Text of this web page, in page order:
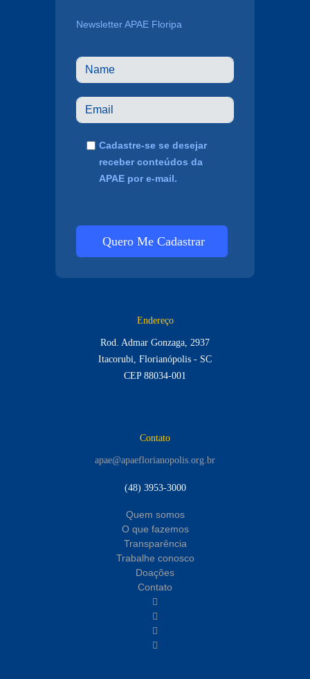
Newsletter APAE Floripa
Cadastre-se se desejar
receber conteúdos da
APAE por e-mail.
Quero Me Cadastrar
Endereço
Rod. Admar Gonzaga, 2937
Itacorubi, Florianópolis - SC
CEP 88034-001
Contato
apae@apaeflorianopolis.org.br
(48) 3953-3000
Quem somos
O que fazemos
Transparência
Trabalhe conosco
Doações
Contato